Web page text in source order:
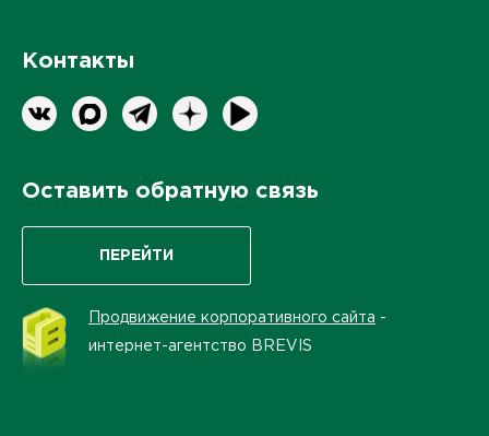
Контакты
Оставить обратную связь
ПЕРЕЙТИ
Продвижение корпоративного сайта -
интернет-агентство BREVIS